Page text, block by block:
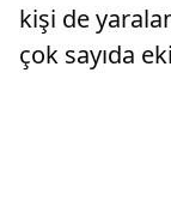
kişi de
çok sayıda